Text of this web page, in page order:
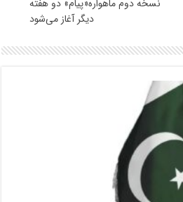
نسخه دوم ماهواره«پیام» دو هفته
دیگر آغاز می‌شود